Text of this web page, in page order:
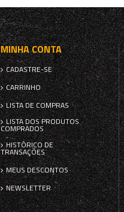
MINHA CONTA
CADASTRE-SE
CARRINHO
LISTA DE COMPRAS
LISTA DOS PRODUTOS
COMPRADOS
HISTÓRICO DE
TRANSAÇÕES
MEUS DESCONTOS
NEWSLETTER